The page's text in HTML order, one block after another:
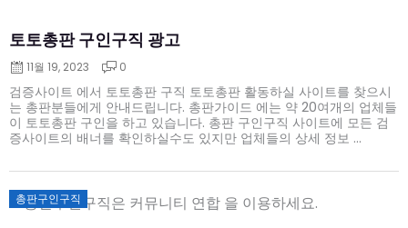
토토총판 구인구직 광고
11월 19, 2023 0
검증사이트 에서 토토총판 구직 토토총판 활동하실 사이트를 찾으시
는 총판분들에게 안내드립니다. 총판가이드 에는 약 20여개의 업체들
이 토토총판 구인을 하고 있습니다. 총판 구인구직 사이트에 모든 검
증사이트의 배너를 확인하실수도 있지만 업체들의 상세 정보 ...
총판구인구직
Posted
on